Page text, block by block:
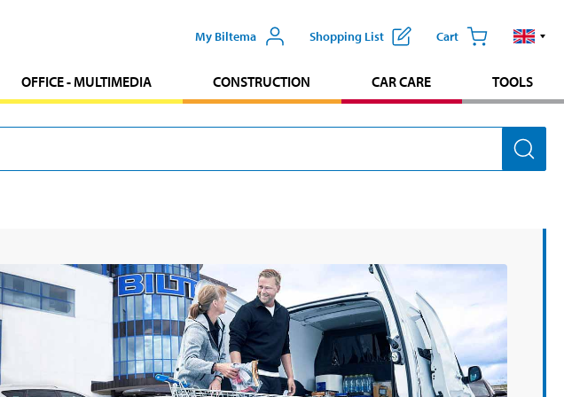
My Biltema Shopping List Cart
OFFICE - MULTIMEDIA CONSTRUCTION CAR CARE TOOLS